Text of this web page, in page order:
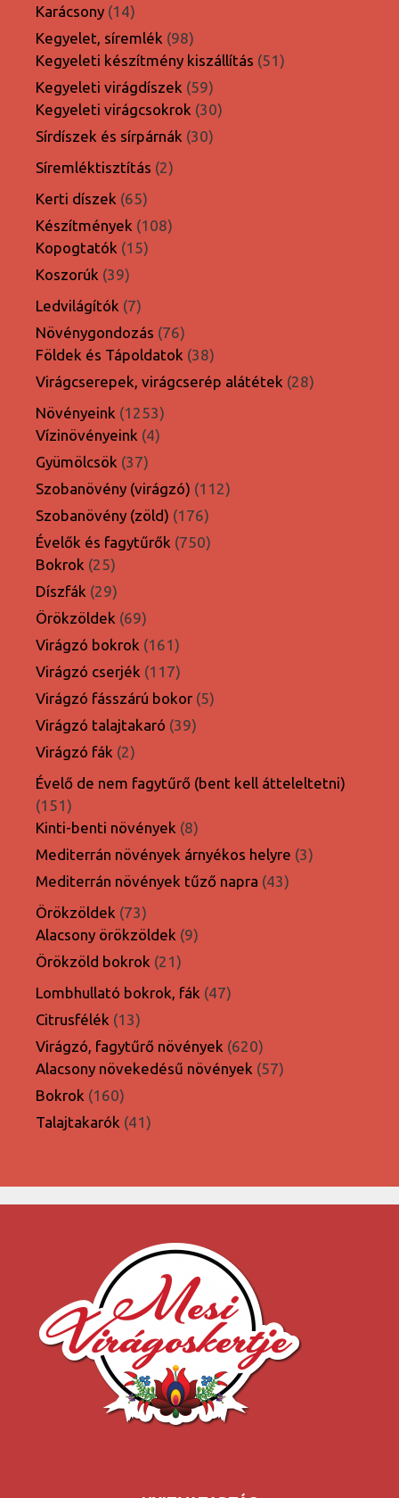
Karácsony 1414
termék
Kegyelet, síremlék 9898
termék
Kegyeleti készítmény kiszállítás 5151
Kegyeleti virágdíszek 5959
termék
Kegyeleti virágcsokrok 3030
Sírdíszek és sírpárnák 3030
Síremléktisztítás 22
Kerti díszek 6565
termék
Készítmények 108108
Kopogtatók 1515
Koszorúk 3939
termék
Ledvilágítók 77
termék
Növénygondozás 7676
termék
Földek és Tápoldatok 3838
termék
Virágcserepek, virágcserép alátétek 2828
Növényeink 12531253
termék
Vízinövényeink 44
Gyümölcsök 3737
termék
Szobanövény (virágzó) 112112
Szobanövény (zöld) 176176
termék
Évelők és fagytűrők 750750
Bokrok 2525
termék
Díszfák 2929
termék
Örökzöldek 6969
termék
Virágzó bokrok 161161
termék
Virágzó cserjék 117117
termék
Virágzó fásszárú bokor 55
Virágzó talajtakaró 3939
Virágzó fák 22
termék
Évelő de nem fagytűrő (bent kell átteleltetni)
151151
termék
Kinti-benti növények 88
termék
Mediterrán növények árnyékos helyre 33
Mediterrán növények tűző napra 4343
Örökzöldek 7373
termék
Alacsony örökzöldek 99
Örökzöld bokrok 2121
termék
Lombhullató bokrok, fák 4747
Citrusfélék 1313
termék
Virágzó, fagytűrő növények 620620
termék
Alacsony növekedésű növények 5757
Bokrok 160160
termék
Talajtakarók 4141